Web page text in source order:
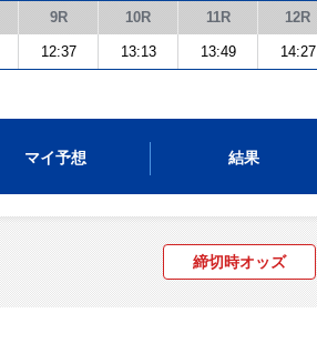
9R 10R 11R 12R
12:37 13:13 13:49 14:27
マイ予想 結果
締切時オッズ